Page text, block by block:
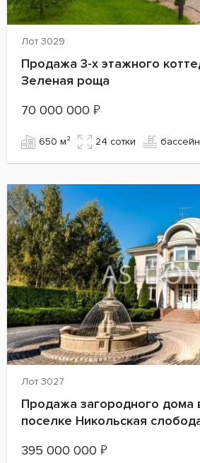
Лот 3029
Продажа 3-х этажного
Зеленая роща
70 000 000 ₽
650 м² 24 сотки бассейн
Лот 3027
Продажа загородного дома
поселке Никольская
395 000 000 ₽